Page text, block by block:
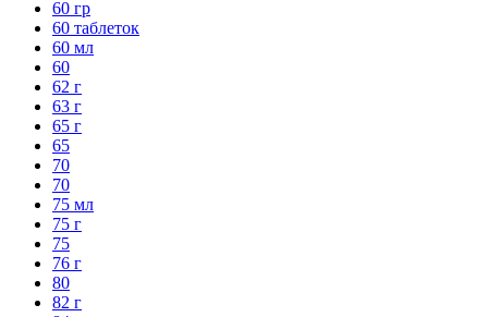
60 гр
60 таблеток
60 мл
60
62 г
63 г
65 г
65
70
70
75 мл
75 г
75
76 г
80
82 г